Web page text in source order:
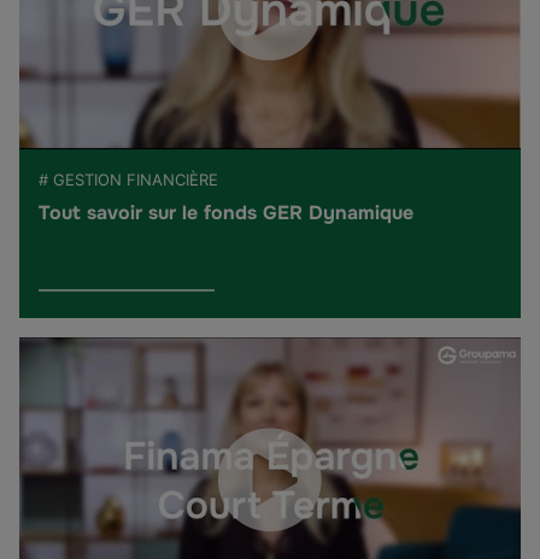
# GESTION FINANCIÈRE
Tout savoir sur le fonds GER Dynamique